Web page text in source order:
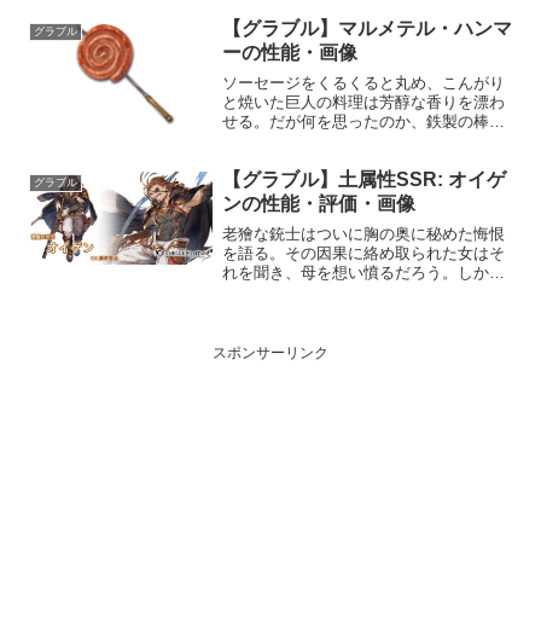
奥義フェザーサークル・レペーテル敵に
風属性4....
グラブル
【グラブル】マルメテル・ハンマ
ーの性能・画像
ソーセージをくるくると丸め、こんがり
と焼いた巨人の料理は芳醇な香りを漂わ
せる。だが何を思ったのか、鉄製の棒の
村人に振る舞うつもりだ。性能属性武器
種解放段階土斧HP攻撃力M...
グラブル
【グラブル】土属性SSR: オイゲ
ンの性能・評価・画像
老獪な銃士はついに胸の奥に秘めた悔恨
を語る。その因果に絡め取られた女はそ
れを聞き、母を想い憤るだろう。しかし
釣り好き：甘いもの苦...
スポンサーリンク